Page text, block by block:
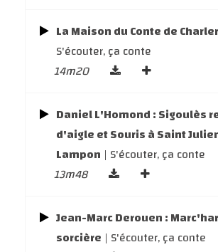
La Maison du Conte de
S'écouter, ça conte
14m20
Daniel L'Homond : Sigoulès
d'aigle et Souris à Saint
Lampon | S'écouter, ça conte
13m48
Jean-Marc Derouen :
sorcière | S'écouter, ça conte